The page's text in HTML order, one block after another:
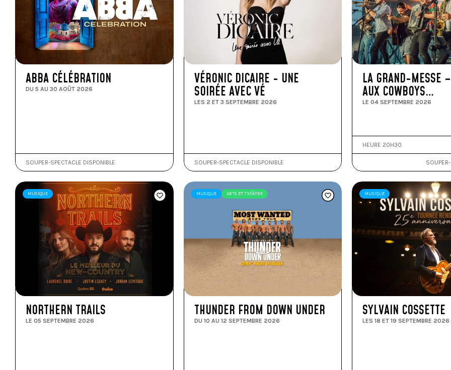
ABBA CÉLÉBRATION
DU 5 AU 30 AOÛT 2026
SOUPER-SPECTACLE DISPONIBLE
VÉRONIC DICAIRE - UNE
SOIRÉE AVEC VÉ
LES 2 ET 3 SEPTEMBRE 2026
SOUPER-SPECTACLE DISPONIBLE
LA GRAND-MESSE
AUX COWBOYS…
LE 04 SEPTEMBRE 2026
HEURE 20H30
MUSIQUE
NORTHERN TRAILS
LE 05 SEPTEMBRE 2026
MUSIQUE ARTS ET THÉÂTRE
THUNDER FROM DOWN UNDER
DU 10 AU 12 SEPTEMBRE 2026
MUSIQUE
SYLVAIN COSSETTE
LES 18 ET 19 SEPTEMBRE 2026